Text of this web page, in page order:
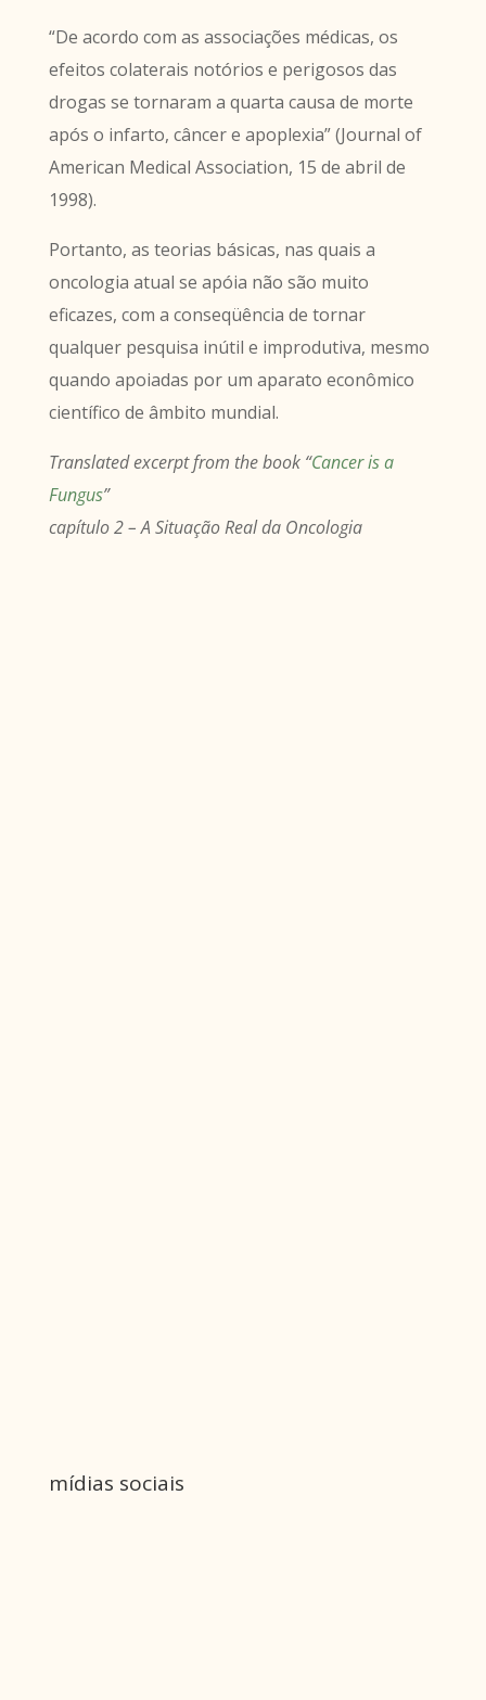
“De acordo com as associações médicas, os
efeitos colaterais notórios e perigosos das
drogas se tornaram a quarta causa de morte
após o infarto, câncer e apoplexia” (Journal of
American Medical Association, 15 de abril de
1998).
Portanto, as teorias básicas, nas quais a
oncologia atual se apóia não são muito
eficazes, com a conseqüência de tornar
qualquer pesquisa inútil e improdutiva, mesmo
quando apoiadas por um aparato econômico
científico de âmbito mundial.
Translated excerpt from the book “Cancer is a
Fungus”
capítulo 2 – A Situação Real da Oncologia
mídias sociais